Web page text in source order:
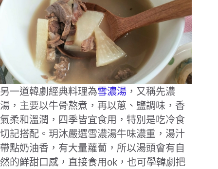
另一道韓劇經典料理為雪濃湯 ，又稱先濃
湯，主要以牛骨熬煮，再以蔥、鹽調味，香
氣柔和溫潤，四季皆宜食用，特別是吃冷食
切記搭配。玥沐嚴選雪濃湯牛味濃重，湯汁
帶點奶油香，有大量蘿蔔，所以湯頭會有自
然的鮮甜口感，直接食用ok，也可學韓劇把